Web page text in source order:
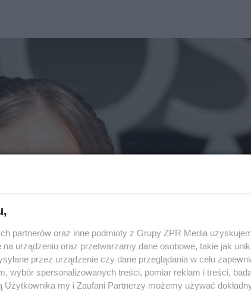
partnerów oraz inne podmioty z Grupy ZPR Media
urządzeniu oraz przetwarzamy dane osobowe, takie jak
przez urządzenie czy dane przeglądania w celu
wybór spersonalizowanych treści, pomiar reklam i treści,
Użytkownika my i Zaufani Partnerzy możemy używać